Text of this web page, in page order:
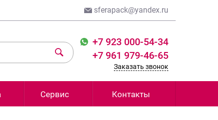
sferapack@yandex.ru
+7 923 000-54-34
+7 961 979-46-65
Заказать звонок
Сервис Контакты